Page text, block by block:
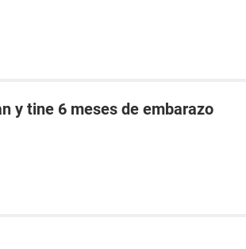
y tine 6 meses de embarazo